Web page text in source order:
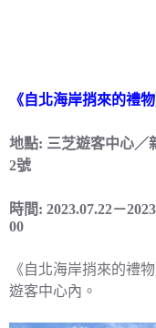
《自北海岸捎來的禮物
地點: 三芝遊客中心／
2號
時間: 2023.07.22－
00
《自北海岸捎來的禮
遊客中心內。